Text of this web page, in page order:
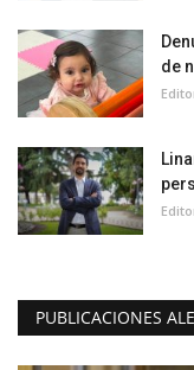
de
PUBLICACIONES